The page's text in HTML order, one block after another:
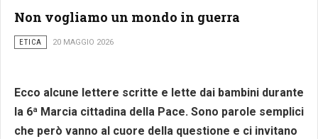
Non vogliamo un mondo in guerra
ETICA 20 MAGGIO 2026
Ecco alcune lettere scritte e lette dai bambini durante
la 6ª Marcia cittadina della Pace. Sono parole semplici
che però vanno al cuore della questione e ci invitano